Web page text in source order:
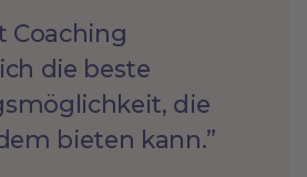
Coaching
die beste
die
bieten kann.”